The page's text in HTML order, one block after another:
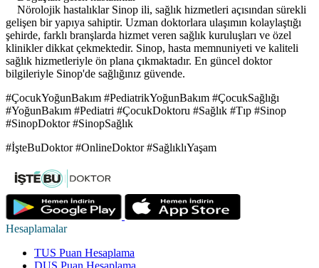
Nörolojik hastalıklar Sinop ili, sağlık hizmetleri açısından sürekli
gelişen bir yapıya sahiptir. Uzman doktorlara ulaşımın kolaylaştığı
şehirde, farklı branşlarda hizmet veren sağlık kuruluşları ve özel
klinikler dikkat çekmektedir. Sinop, hasta memnuniyeti ve kaliteli
sağlık hizmetleriyle ön plana çıkmaktadır. En güncel doktor
bilgileriyle Sinop'de sağlığınız güvende.
#ÇocukYoğunBakım #PediatrikYoğunBakım #ÇocukSağlığı
#YoğunBakım #Pediatri #ÇocukDoktoru #Sağlık #Tıp #Sinop
#SinopDoktor #SinopSağlık
#İşteBuDoktor #OnlineDoktor #SağlıklıYaşam
Hesaplamalar
TUS Puan Hesaplama